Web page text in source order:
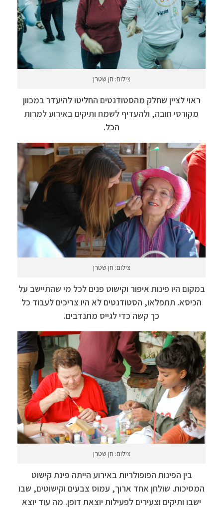
צילום: חן שטרן
ראוי לציין שחלק מהסטודנטים החליטו להיעדר במכוון
מקורסי חובה, ולהעדיף לשמח ותיקים באירוע למרות
הכל.
צילום: חן שטרן
במקום היו פינות איפור וקישוט פנים לכל מי שהתיישב על
הכיסא. תתפלאו, הסטודנטים לא היו צריכים לעבוד כל
כך קשה כדי לגייס מתנדבים.
צילום: חן שטרן
בין הפינות הפופולריות באירוע הייתה פינת קישוט
המסיכות. שולחן אחד ארוך, עמוס צבעים וקישוטים, שבו
ישבו ותיקים וצעירים לפעילות יוצאת דופן. מה עוד יוצא